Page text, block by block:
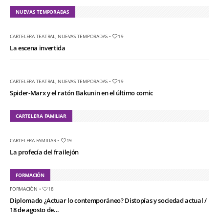
NUEVAS TEMPORADAS
CARTELERA TEATRAL NUEVAS TEMPORADAS • 19
La escena invertida
CARTELERA TEATRAL NUEVAS TEMPORADAS • 19
Spider-Marx y el ratón Bakunin en el último comic
CARTELERA FAMILIAR
CARTELERA FAMILIAR• 19
La profecía del frailejón
FORMACIÓN
FORMACIÓN • 18
Diplomado ¿Actuar lo contemporáneo? Distopías y sociedad actual /
18 de agosto de...